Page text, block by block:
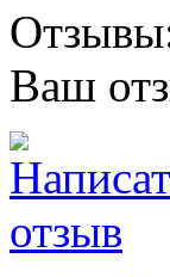
Ваш